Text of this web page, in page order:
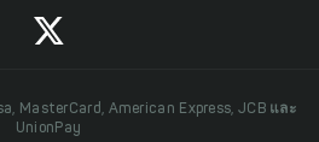
MasterCard, American Express, JCB และ
UnionPay